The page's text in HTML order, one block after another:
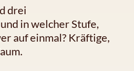
drei
in welcher Stufe,
auf einmal? Kräftige,